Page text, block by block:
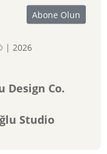
| 2026
Design Co.
Studio